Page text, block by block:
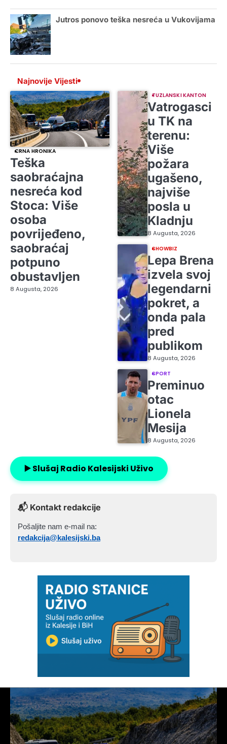
Jutros ponovo teška nesreća u Vukovijama
Najnovije Vijesti
CRNA HRONIKA
Teška
saobraćajna
nesreća kod
Stoca: Više
osoba
povrijeđeno,
saobraćaj
potpuno
obustavljen
8 Augusta, 2026
TUZLANSKI KANTON
Vatrogasci
u TK na
terenu:
Više
požara
ugašeno,
najviše
posla u
Kladnju
8 Augusta, 2026
SHOWBIZ
Lepa Brena
izvela svoj
legendarni
pokret, a
onda pala
pred
publikom
8 Augusta, 2026
SPORT
Preminuo
otac
Lionela
Mesija
8 Augusta, 2026
▶️ Slušaj Radio Kalesijski Uživo
📬 Kontakt redakcije
Pošaljite nam e-mail na:
redakcija@kalesijski.ba